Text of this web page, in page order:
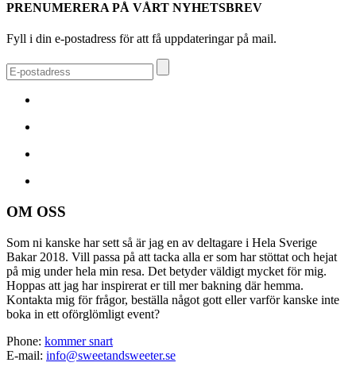
PRENUMERERA PÅ VÅRT NYHETSBREV
Fyll i din e-postadress för att få uppdateringar på mail.
OM OSS
Som ni kanske har sett så är jag en av deltagare i Hela Sverige
Bakar 2018. Vill passa på att tacka alla er som har stöttat och hejat
på mig under hela min resa. Det betyder väldigt mycket för mig.
Hoppas att jag har inspirerat er till mer bakning där hemma.
Kontakta mig för frågor, beställa något gott eller varför kanske inte
boka in ett oförglömligt event?
Phone: kommer snart
E-mail: info@sweetandsweeter.se